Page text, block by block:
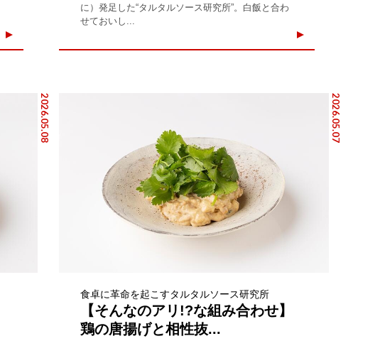
に）発足した“タルタルソース研究所”。白飯と合わ
せておいし...
2026.05.08 2026.05.07
食卓に革命を起こすタルタルソース研究所
【そんなのアリ!?な組み合わせ】
鶏の唐揚げと相性抜...